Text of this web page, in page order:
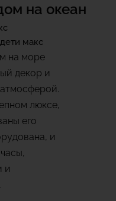
на океан
макс
на море
декор и
люксе,
его
и
и